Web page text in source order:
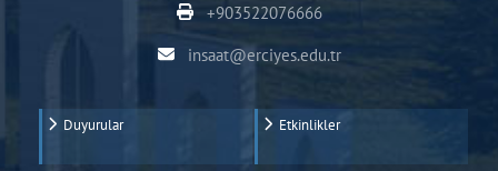
+903522076666
insaat@erciyes.edu.tr
Duyurular Etkinlikler